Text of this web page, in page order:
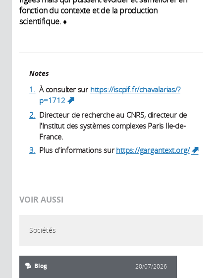
fonction du contexte et de la production
scientifique. ♦
Notes
1. À consulter sur https://iscpif.fr/chavalarias/?
p=1712
(link is external)
2. Directeur de recherche au CNRS, directeur de
l'Institut des systèmes complexes Paris Ile-de-
France.
3. Plus d'informations surhttps://gargantext.org/
(link
VOIR AUSSI
Sociétés
Blog 20/07/2026